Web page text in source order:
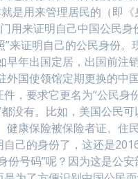
是用来管理居民的（即
用来证明自己中国公民
”来证明自己的公民身份
年出国定居，出国前注
国使领馆定期更换的中
，要求它更名为“公民
没有。比如，美国公民
康保险被保险者证、住
己的身份了，这还是
份号码”呢？因为这是公